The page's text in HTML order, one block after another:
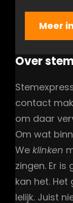
Meer
Over
contact
om daar
Om wat
We klinken
zingen. Er
kan het.
lelijk. Juist